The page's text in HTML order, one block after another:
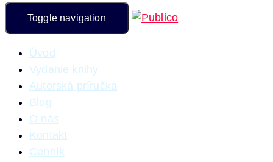
Toggle navigation
Úvod
Vydanie knihy
Autorská príručka
Blog
O nás
Kontakt
Cenník